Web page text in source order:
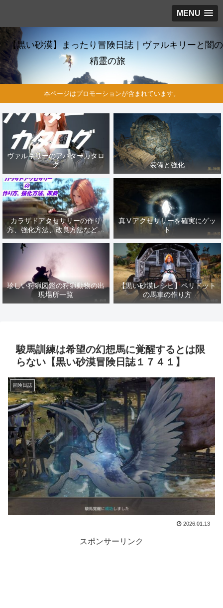
MENU
【黒い砂漠】まったり冒険日誌｜ヴァルキリーと闇の
精霊の旅
本ページはプロモーションが含まれています。
ヴァルキリーのアバターカタロ
グ
装備と強化
カラザドアクセサリーの作り
方、強化方法、改良方法などま
とめ【黒い砂漠冒険日誌１４１
真Ⅴアクセサリーを確実にゲッ
ト
珍しい狩猟図鑑の狩猟動物の出
現場所一覧
【黒い砂漠レシピ】ペリドット
の馬車の作り方
駿馬訓練は希望の幻想馬に覚醒するとは限
らない【黒い砂漠冒険日誌１７４１】
冒険日誌
2026.01.13
スポンサーリンク